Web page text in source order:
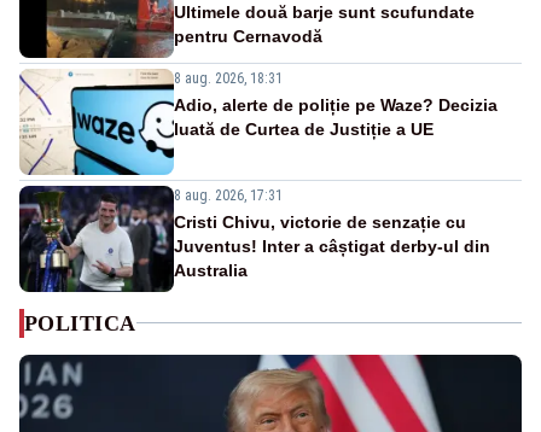
Ultimele două barje sunt scufundate
pentru Cernavodă
8 aug. 2026, 18:31
Adio, alerte de poliție pe Waze? Decizia
luată de Curtea de Justiție a UE
8 aug. 2026, 17:31
Cristi Chivu, victorie de senzație cu
Juventus! Inter a câștigat derby-ul din
Australia
POLITICA